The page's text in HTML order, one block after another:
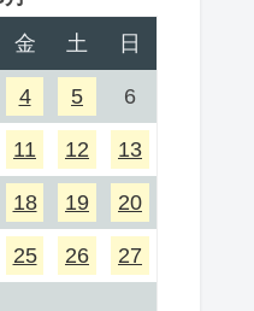
金 土 日
4 5 6
11 12 13
18 19 20
25 26 27